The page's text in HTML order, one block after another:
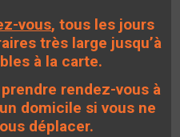
vous, tous les jours
très large jusqu’à
à la carte.
rendez-vous à
domicile si vous ne
déplacer.